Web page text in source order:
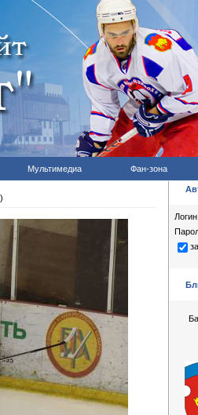
Мультимедиа Фан-зона
Логин: